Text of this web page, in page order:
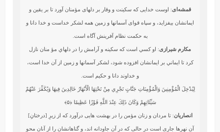
قمشه‌ای: اوست خدایی که سکینت و وقار بر دلهای مؤمنان آورد تا بر یقین و
ایمانشان بیفزاید، و سپاه قوای آسمانها و زمین همه لشکر خداست و خدا دانا و
به حکمت نظام آفرینش آگاه است.
مکارم شیرازی: او كسي است كه سكينه و آرامش را در دلهاي مؤ منان نازل
كرد تا ايماني بر ايمانشان افزوده شود، لشكر آسمانها و زمين از آن خدا است،
و خداوند دانا و حكيم است.
لِيُدْخِلَ الْمُؤْمِنِينَ وَالْمُؤْمِنَاتِ جَنَّاتٍ تَجْرِي مِنْ تَحْتِهَا الْأَنْهَارُ خَالِدِينَ فِيهَا وَيُكَفِّرَ عَنْهُمْ
سَيِّئَاتِهِمْ وَكَانَ ذَلِكَ عِنْدَ اللَّهِ فَوْزًا عَظِيمًا﴿۵﴾
انصاریان: تا مردان و زنان مؤمن را در بهشت هایی درآورد که از زیرِ [درختانِ]
آن نهرها جاری است در حالی که در آن جاودانه اند، و گناهانشان را از آنان محو